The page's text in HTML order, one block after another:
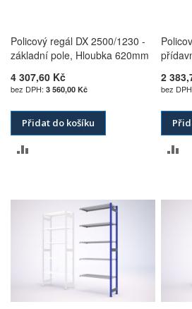
Policový regál DX 2500/1230 -
základní pole, Hloubka 620mm
4 307,60 Kč
3 560,00 Kč
Přidat do košíku
POROVNÁNÍ
2